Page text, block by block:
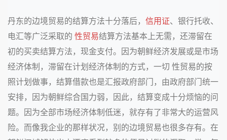
丹东的边境贸易的结算方法十分落后， 信用证、银行托收、
电汇等广泛采取的 性贸易结算方法基本上无需，还滞留在
初的买卖结算方法，现金支付。因为朝鲜经济发展或是市场
经济体制，滞留在计划经济体制的方式，一切 性贸易的按
照计划做事，结算借款也是汇报政府部门，由政府部门统一
安排，因为朝鲜综合国力弱，因此，结算变成十分烦恼的问
题。因为全部市场经济体制低迷，就存有了非常大的运营风
险。而像我企业的那样状况，别的边境贸易也很多存有。在